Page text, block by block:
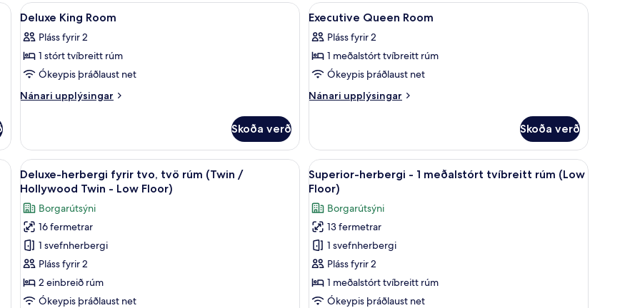
í herbergi, skrifborð
Skoða
allar
myndir
fyrir
Deluxe
King
Rúmföt af bestu gerð, öryggishólf í herbergi, skrifborð
12
Deluxe King Room
Pláss fyrir 2
1 stórt tvíbreitt rúm
Ókeypis þráðlaust net
Nánari upplýsingar
Nánari
King
Room
Skoða verð
Skoða
allar
myndir
fyrir
Executive
Queen
Rúmföt af bestu gerð, öryggishólf í
5
Executive Queen Room
Pláss fyrir 2
1 meðalstórt tvíbreitt rúm
Ókeypis þráðlaust net
Nánari upplýsingar
Nánari
Queen
Room
Skoða verð
Skoða
allar
myndir
fyrir
Deluxe-
herbergi
fyrir
tvo,
tvö
Rúmföt af bestu gerð, öryggishólf í herbergi, skrifborð
11
Deluxe-herbergi fyrir tvo, tvö rúm (Twin /
Hollywood Twin - Low Floor)
Borgarútsýni
16 fermetrar
1 svefnherbergi
Pláss fyrir 2
2 einbreið rúm
Ókeypis þráðlaust net
Skoða
allar
myndir
fyrir
Superior-
herbergi
-
1
meðalstórt
Superior-herbergi - 1 meðalstórt tvíbreitt
8
Superior-herbergi - 1 meðalstórt tvíbreitt rúm (Low
Floor)
Borgarútsýni
13 fermetrar
1 svefnherbergi
Pláss fyrir 2
1 meðalstórt tvíbreitt rúm
Ókeypis þráðlaust net